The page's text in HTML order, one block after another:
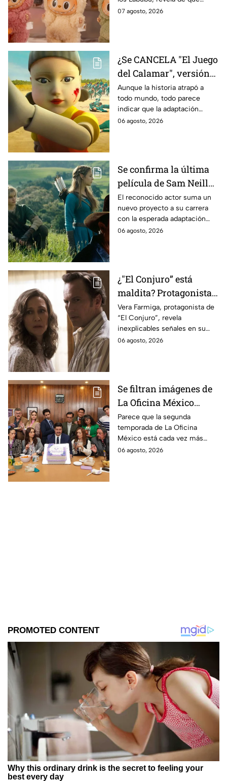
tratará la cinta. Aquí te
07 agosto, 2026
¿Se CANCELA "El Juego
del Calamar", versión
Estados Unidos? Esto
es lo que se sabe al
momento
Aunque la historia atrapó a
todo mundo, todo parece
indicar que la adaptación
podría ser cancelada:
06 agosto, 2026
Se confirma la última
película de Sam Neill
antes de morir: esto es
lo que se sabe hasta
ahora
El reconocido actor suma un
nuevo proyecto a su carrera
con la esperada adaptación
cinematográfica del popular
06 agosto, 2026
¿"El Conjuro” está
maldita? Protagonista
revela INQUIETANTES
señales en su cuerpo
durante la grabación de
la película
Vera Farmiga, protagonista de
“El Conjuro”, revela
inexplicables señales en su
cuerpo durante el rodaje de la
06 agosto, 2026
Se filtran imágenes de
La Oficina México
temporada 2 y un
detalle desata teorías
entre los fans
Parece que la segunda
temporada de La Oficina
México está cada vez más
cerca, pues el elenco ya se
06 agosto, 2026